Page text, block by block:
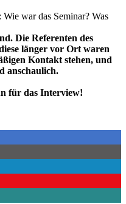
war das Seminar? Was
Die Referenten des
länger vor Ort waren
Kontakt stehen, und
anschaulich.
für das Interview!